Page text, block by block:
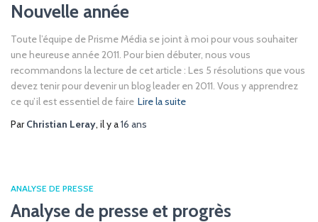
Nouvelle année
Toute l’équipe de Prisme Média se joint à moi pour vous souhaiter
une heureuse année 2011. Pour bien débuter, nous vous
recommandons la lecture de cet article : Les 5 résolutions que vous
devez tenir pour devenir un blog leader en 2011. Vous y apprendrez
ce qu’il est essentiel de faire Lire la suite
ParChristian Leray, il y a16 ans
ANALYSE DE PRESSE
Analyse de presse et progrès